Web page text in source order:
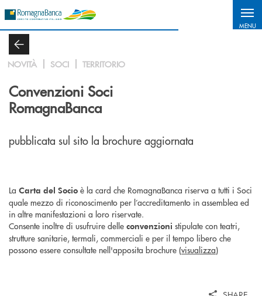
MENU
NOVITÀ SOCI TERRITORIO
Convenzioni Soci
RomagnaBanca
pubblicata sul sito la brochure aggiornata
La Carta del Socio è la card che RomagnaBanca riserva a tutti i Soci
quale mezzo di riconoscimento per l’accreditamento in assemblea ed
in altre manifestazioni a loro riservate.
Consente inoltre di usufruire delle convenzioni stipulate con teatri,
strutture sanitarie, termali, commerciali e per il tempo libero che
possono essere consultate nell'apposita brochure (visualizza)